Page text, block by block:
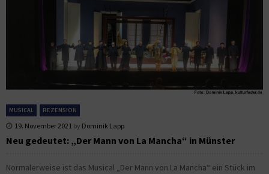
MUSICAL REZENSION
19. November 2021 by Dominik Lapp
Neu gedeutet: „Der Mann von La Mancha“ in Münster
Normalerweise ist das Musical „Der Mann von La Mancha“ ein Stück im